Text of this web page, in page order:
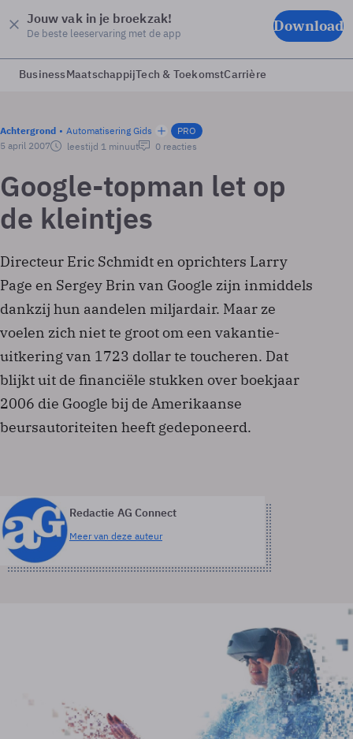
Jouw vak in je broekzak!
De beste leeservaring met de app Download
BusinessMaatschappijTech & ToekomstCarrière
Achtergrond Automatisering Gids
PRO
5 april 2007
leestijd 1 minuut 0 reacties
Google-topman let op
de kleintjes
Directeur Eric Schmidt en oprichters Larry
Page en Sergey Brin van Google zijn inmiddels
dankzij hun aandelen miljardair. Maar ze
voelen zich niet te groot om een vakantie-
uitkering van 1723 dollar te toucheren. Dat
blijkt uit de financiële stukken over boekjaar
2006 die Google bij de Amerikaanse
beursautoriteiten heeft gedeponeerd.
Redactie AG Connect
Meer van deze auteur